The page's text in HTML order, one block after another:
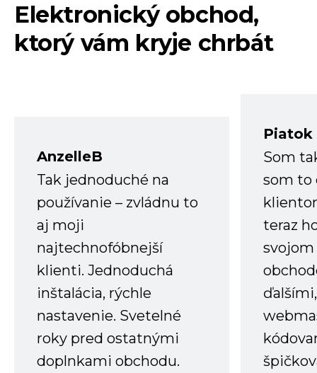
Elektronický obchod,
ktorý vám kryje chrbát
AnzelleB
Tak jednoduché na
používanie – zvládnu to
aj moji
najtechnofóbnejší
klienti. Jednoduchá
inštalácia, rýchle
nastavenie. Svetelné
roky pred ostatnými
doplnkami obchodu.
Piatok
Som
som to
teraz